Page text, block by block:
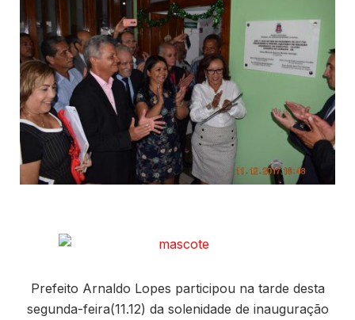
Prefeito Arnaldo Lopes participou na tarde desta
segunda-feira(11.12) da solenidade de inauguração